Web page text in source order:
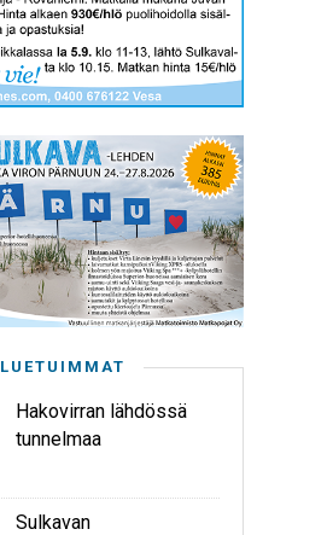
LUETUIMMAT
Hakovirran lähdössä
tunnelmaa
Sulkavan